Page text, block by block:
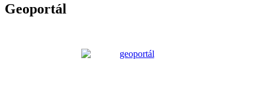
Geoportál